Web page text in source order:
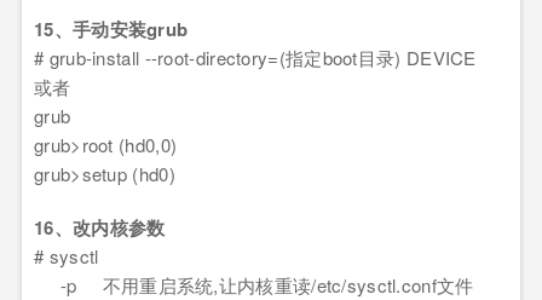
15、手动安装grub
# grub-install --root-directory=(指定boot目录) DEVICE
或者
grub
grub>root (hd0,0)
grub>setup (hd0)
16、改内核参数
# sysctl
-p 不用重启系统,让内核重读/etc/sysctl.conf文件